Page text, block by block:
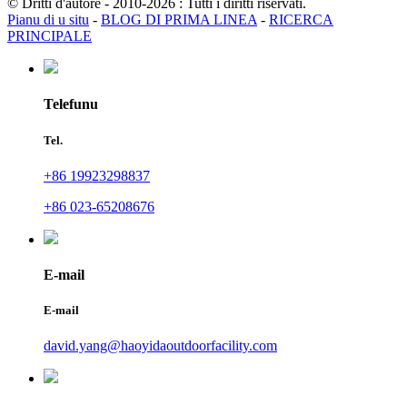
© Dritti d'autore - 2010-2026 : Tutti i diritti riservati.
Pianu di u situ - BLOG DI PRIMA LINEA - RICERCA
PRINCIPALE
Telefunu
Tel.
+86 19923298837
+86 023-65208676
E-mail
E-mail
david.yang@haoyidaoutdoorfacility.com